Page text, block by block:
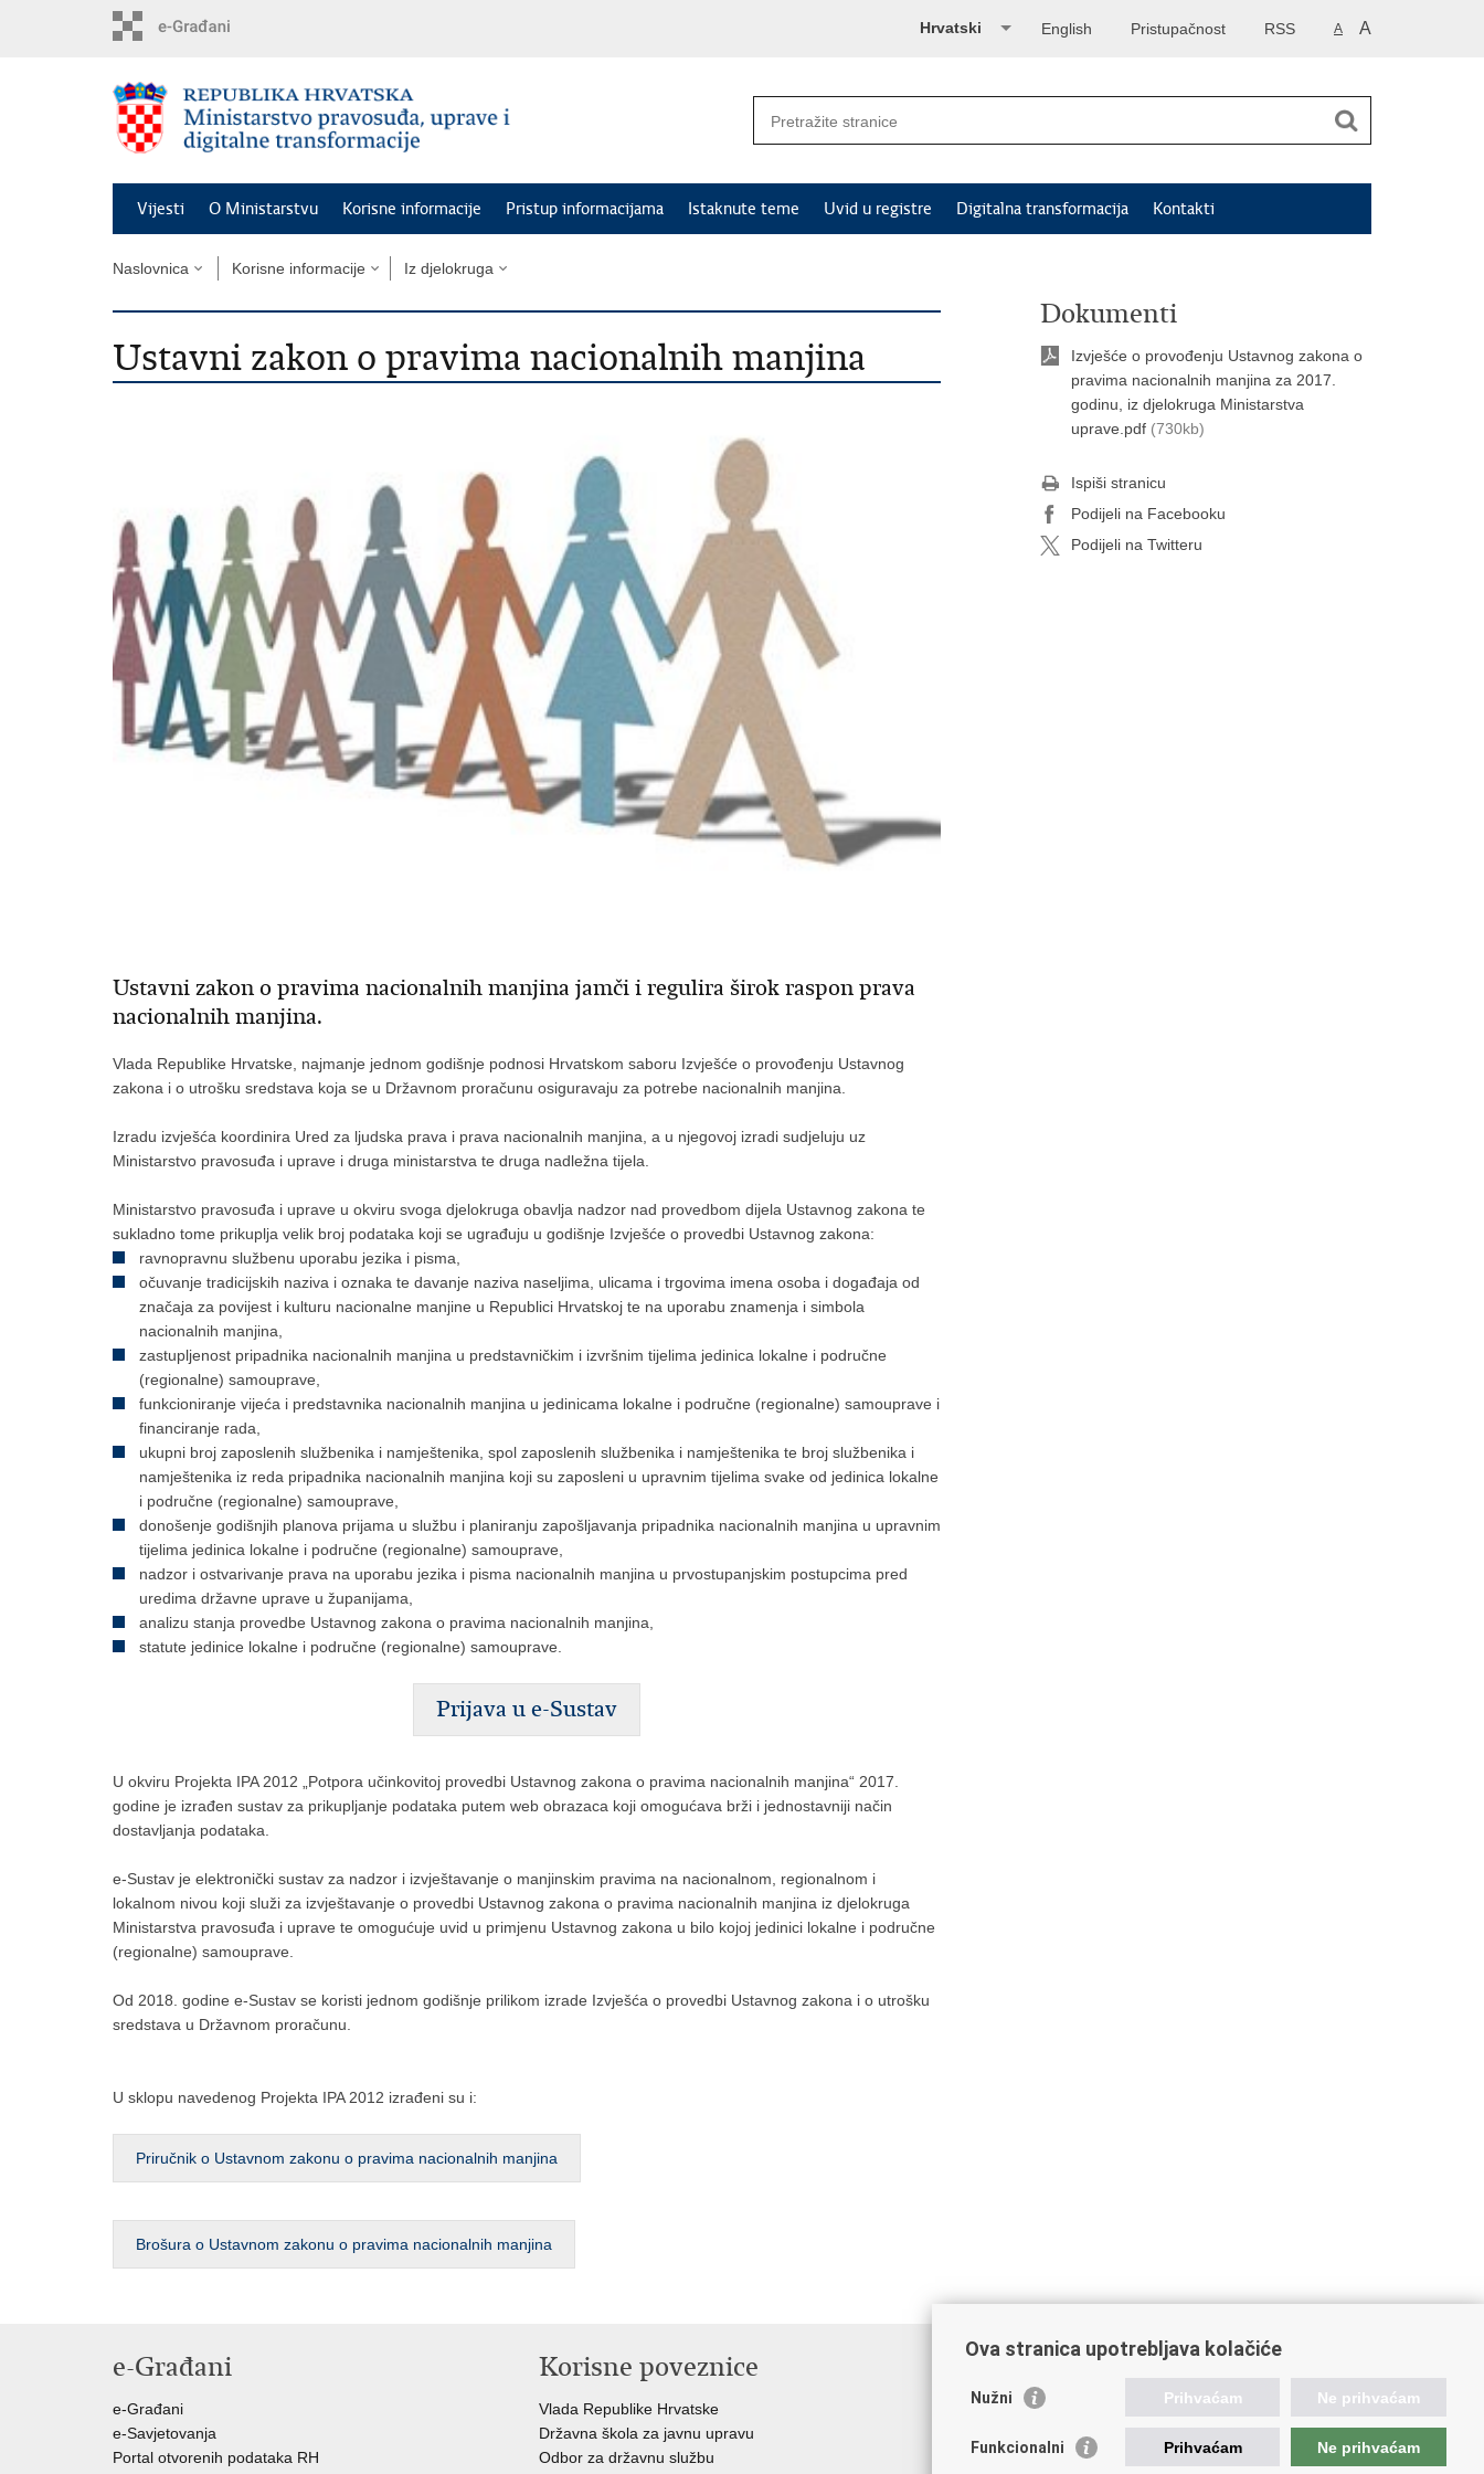
A A
RSS
Pristupačnost
English
Hrvatski
Vijesti O Ministarstvu Korisne informacije Pristup informacijama Istaknute teme Uvid u registre Digitalna transformacija Kontakti
Naslovnica Korisne informacije Iz djelokruga
Ustavni zakon o pravima nacionalnih manjina
Ustavni zakon o pravima nacionalnih manjina jamči i regulira širok raspon prava
nacionalnih manjina.
Vlada Republike Hrvatske, najmanje jednom godišnje podnosi Hrvatskom saboru Izvješće o provođenju Ustavnog
zakona i o utrošku sredstava koja se u Državnom proračunu osiguravaju za potrebe nacionalnih manjina.
Izradu izvješća koordinira Ured za ljudska prava i prava nacionalnih manjina, a u njegovoj izradi sudjeluju uz
Ministarstvo pravosuđa i uprave i druga ministarstva te druga nadležna tijela.
Ministarstvo pravosuđa i uprave u okviru svoga djelokruga obavlja nadzor nad provedbom dijela Ustavnog zakona te
sukladno tome prikuplja velik broj podataka koji se ugrađuju u godišnje Izvješće o provedbi Ustavnog zakona:
ravnopravnu službenu uporabu jezika i pisma,
očuvanje tradicijskih naziva i oznaka te davanje naziva naseljima, ulicama i trgovima imena osoba i događaja od
značaja za povijest i kulturu nacionalne manjine u Republici Hrvatskoj te na uporabu znamenja i simbola
nacionalnih manjina,
zastupljenost pripadnika nacionalnih manjina u predstavničkim i izvršnim tijelima jedinica lokalne i područne
(regionalne) samouprave,
funkcioniranje vijeća i predstavnika nacionalnih manjina u jedinicama lokalne i područne (regionalne) samouprave i
financiranje rada,
ukupni broj zaposlenih službenika i namještenika, spol zaposlenih službenika i namještenika te broj službenika i
namještenika iz reda pripadnika nacionalnih manjina koji su zaposleni u upravnim tijelima svake od jedinica lokalne
i područne (regionalne) samouprave,
donošenje godišnjih planova prijama u službu i planiranju zapošljavanja pripadnika nacionalnih manjina u upravnim
tijelima jedinica lokalne i područne (regionalne) samouprave,
nadzor i ostvarivanje prava na uporabu jezika i pisma nacionalnih manjina u prvostupanjskim postupcima pred
uredima državne uprave u županijama,
analizu stanja provedbe Ustavnog zakona o pravima nacionalnih manjina,
statute jedinice lokalne i područne (regionalne) samouprave.
Prijava u e-Sustav
U okviru Projekta IPA 2012 „Potpora učinkovitoj provedbi Ustavnog zakona o pravima nacionalnih manjina“ 2017.
godine je izrađen sustav za prikupljanje podataka putem web obrazaca koji omogućava brži i jednostavniji način
dostavljanja podataka.
e-Sustav je elektronički sustav za nadzor i izvještavanje o manjinskim pravima na nacionalnom, regionalnom i
lokalnom nivou koji služi za izvještavanje o provedbi Ustavnog zakona o pravima nacionalnih manjina iz djelokruga
Ministarstva pravosuđa i uprave te omogućuje uvid u primjenu Ustavnog zakona u bilo kojoj jedinici lokalne i područne
(regionalne) samouprave.
Od 2018. godine e-Sustav se koristi jednom godišnje prilikom izrade Izvješća o provedbi Ustavnog zakona i o utrošku
sredstava u Državnom proračunu.
U sklopu navedenog Projekta IPA 2012 izrađeni su i:
Priručnik o Ustavnom zakonu o pravima nacionalnih manjina
Brošura o Ustavnom zakonu o pravima nacionalnih manjina
Dokumenti
Izvješće o provođenju Ustavnog zakona o
pravima nacionalnih manjina za 2017.
godinu, iz djelokruga Ministarstva
uprave.pdf (730kb)
Ispiši stranicu
Podijeli na Facebooku
Podijeli na Twitteru
e-Građani
e-Građani
e-Savjetovanja
Portal otvorenih podataka RH
Korisne poveznice
Vlada Republike Hrvatske
Državna škola za javnu upravu
Odbor za državnu službu
Poveznice pravosudnog sustava
Portal sudova
Državno odvjetništvo
Ured za suzbijanje korupcije i organiziranog kriminaliteta
Ova stranica upotrebljava kolačiće
Nužni Prihvaćam Ne prihvaćam
Funkcionalni Prihvaćam Ne prihvaćam